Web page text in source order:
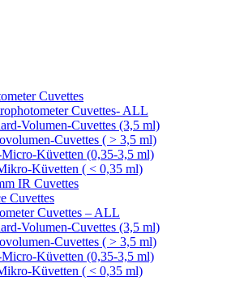
Cuvettes
Cuvettes- ALL
Volumen-Cuvettes (3,5 ml)
Cuvettes ( > 3,5 ml)
Micro-Küvetten (0,35-3,5 ml)
Küvetten ( < 0,35 ml)
IR Cuvettes
Cuvettes
Cuvettes – ALL
Volumen-Cuvettes (3,5 ml)
Cuvettes ( > 3,5 ml)
Micro-Küvetten (0,35-3,5 ml)
Küvetten ( < 0,35 ml)